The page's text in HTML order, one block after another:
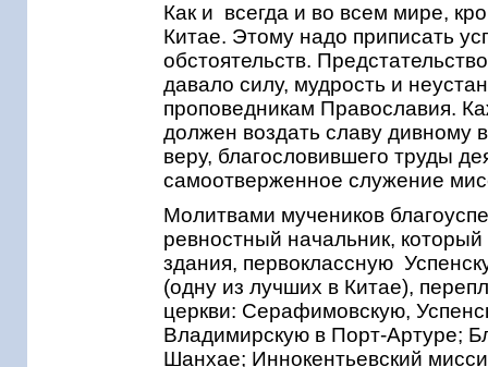
Как и всегда и во всем мире,
Китае. Этому надо приписать
обстоятельств.
давало силу, мудрость и
проповедникам Православия.
должен воздать славу дивному
веру, благословившего труды
самоотверженное служение
Молитвами мучеников
ревностный начальник,
здания, первоклассную
(одну из лучших в Китае),
церкви: Серафимовскую,
Владимирскую в Порт-Артуре;
Шанхае; Иннокентьевский